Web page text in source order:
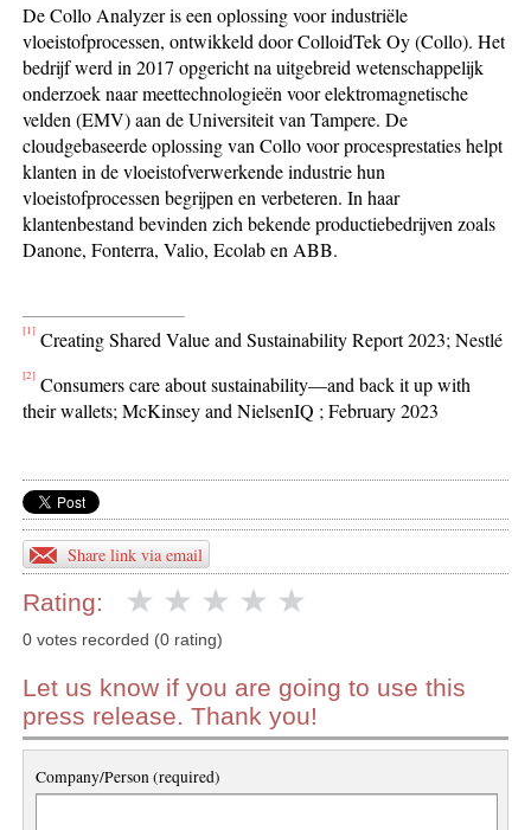
De Collo Analyzer is een oplossing voor industriële
vloeistofprocessen, ontwikkeld door ColloidTek Oy (Collo). Het
bedrijf werd in 2017 opgericht na uitgebreid wetenschappelijk
onderzoek naar meettechnologieën voor elektromagnetische
velden (EMV) aan de Universiteit van Tampere. De
cloudgebaseerde oplossing van Collo voor procesprestaties helpt
klanten in de vloeistofverwerkende industrie hun
vloeistofprocessen begrijpen en verbeteren. In haar
klantenbestand bevinden zich bekende productiebedrijven zoals
Danone, Fonterra, Valio, Ecolab en ABB.
[1] Creating Shared Value and Sustainability Report 2023; Nestlé
[2] Consumers care about sustainability—and back it up with
their wallets; McKinsey and NielsenIQ ; February 2023
Share link via email
Rating:
0 votes recorded (0 rating)
Let us know if you are going to use this
press release. Thank you!
Company/Person (required)